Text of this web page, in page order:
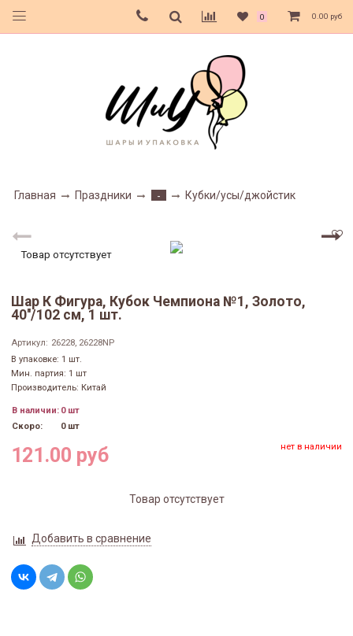
0 0.00 руб
Главная Праздники - Кубки/усы/джойстик
Товар отсутствует
Шар К Фигура, Кубок Чемпиона №1, Золото,
40''/102 см, 1 шт.
Артикул: 26228, 26228NP
В упаковке: 1 шт.
Мин. партия: 1 шт
Производитель: Китай
В наличии: 0 шт
Скоро:
0 шт
121.00 руб нет в наличии
Товар отсутствует
Добавить в сравнение